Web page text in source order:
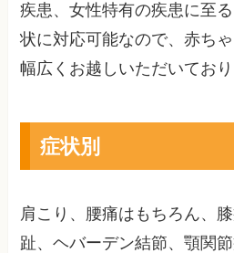
疾患、女性特有の疾患に至
状に対応可能なので、赤ち
幅広くお越しいただいており
症状別
肩こり、腰痛はもちろん、
趾、ヘバーデン結節、顎関